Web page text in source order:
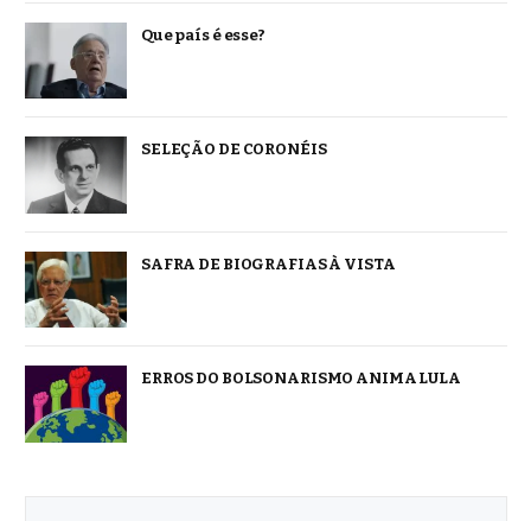
Que país é esse?
SELEÇÃO DE CORONÉIS
SAFRA DE BIOGRAFIAS À VISTA
ERROS DO BOLSONARISMO ANIMA LULA